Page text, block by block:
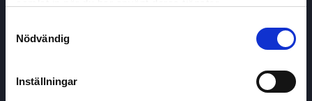
Nödvändig
Inställningar
Villkor
GDPR